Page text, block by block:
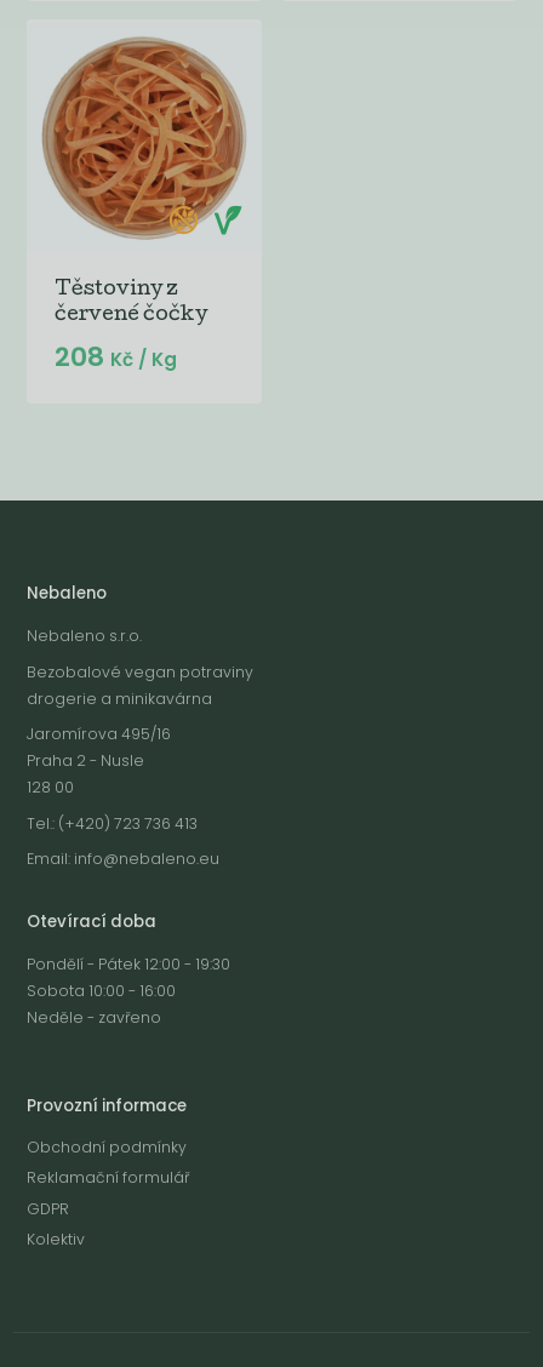
Těstoviny z
červené čočky
208 Kč / Kg
Nebaleno
Nebaleno s.r.o.
Bezobalové vegan potraviny
drogerie a minikavárna
Jaromírova 495/16
Praha 2 - Nusle
128 00
Tel.: (+420) 723 736 413
Email: info@nebaleno.eu
Otevírací doba
Pondělí - Pátek 12:00 - 19:30
Sobota 10:00 - 16:00
Neděle - zavřeno
Provozní informace
Obchodní podmínky
Reklamační formulář
GDPR
Kolektiv